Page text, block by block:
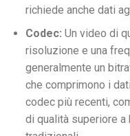
richiede anche dati
Codec: Un video di
risoluzione e una
generalmente un
che comprimono i
codec più recenti,
di qualità superiore